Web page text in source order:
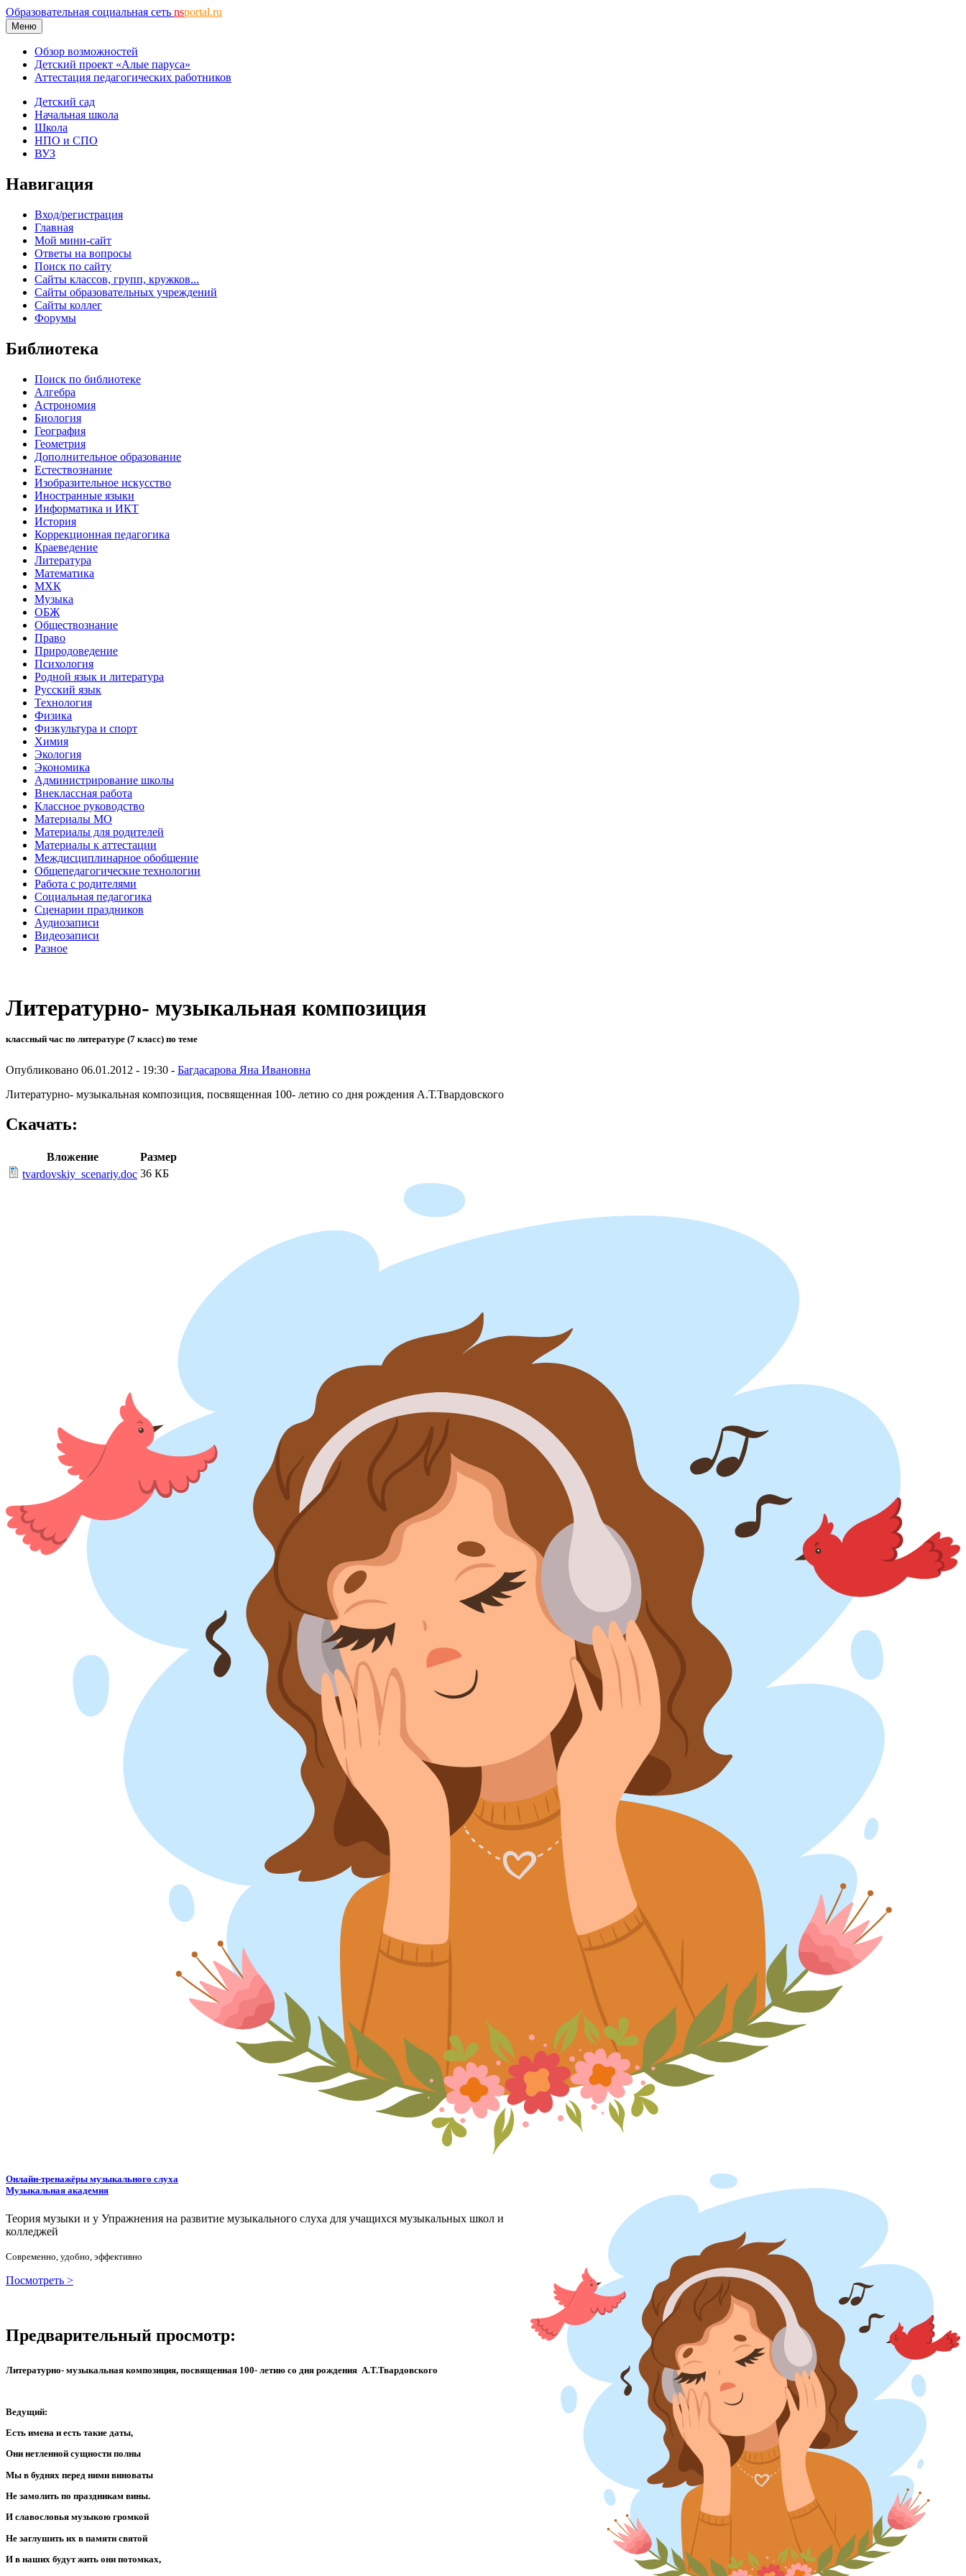
Образовательная социальная сеть nsportal.ru
Меню
Обзор возможностей
Детский проект «Алые паруса»
Аттестация педагогических работников
Детский сад
Начальная школа
Школа
НПО и СПО
ВУЗ
Навигация
Вход/регистрация
Главная
Мой мини-сайт
Ответы на вопросы
Поиск по сайту
Сайты классов, групп, кружков...
Сайты образовательных учреждений
Сайты коллег
Форумы
Библиотека
Поиск по библиотеке
Алгебра
Астрономия
Биология
География
Геометрия
Дополнительное образование
Естествознание
Изобразительное искусство
Иностранные языки
Информатика и ИКТ
История
Коррекционная педагогика
Краеведение
Литература
Математика
МХК
Музыка
ОБЖ
Обществознание
Право
Природоведение
Психология
Родной язык и литература
Русский язык
Технология
Физика
Физкультура и спорт
Химия
Экология
Экономика
Администрирование школы
Внеклассная работа
Классное руководство
Материалы МО
Материалы для родителей
Материалы к аттестации
Междисциплинарное обобщение
Общепедагогические технологии
Работа с родителями
Социальная педагогика
Сценарии праздников
Аудиозаписи
Видеозаписи
Разное
Литературно- музыкальная композиция
классный час по литературе (7 класс) по теме
Опубликовано 06.01.2012 - 19:30 - Багдасарова Яна Ивановна
Литературно- музыкальная композиция, посвященная 100- летию со дня рождения А.Т.Твардовского
Скачать:
Вложение
Размер
tvardovskiy_scenariy.doc 36 КБ
Онлайн-тренажёры музыкального слуха
Музыкальная академия
Теория музыки и у Упражнения на развитие музыкального слуха для учащихся музыкальных школ и
колледжей
Современно, удобно, эффективно
Посмотреть >
Предварительный просмотр:
Литературно- музыкальная композиция, посвященная 100- летию со дня рождения А.Т.Твардовского
Ведущий:
Есть имена и есть такие даты,
Они нетленной сущности полны
Мы в буднях перед ними виноваты
Не замолить по праздникам вины.
И славословья музыкою громкой
Не заглушить их в памяти святой
И в наших будут жить они потомках,